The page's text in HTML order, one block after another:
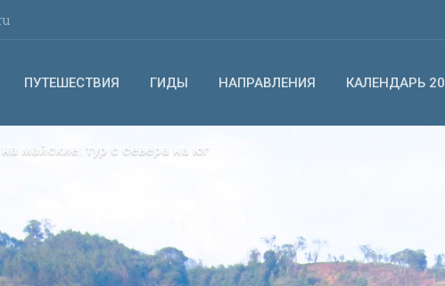
ПУТЕШЕСТВИЯ ГИДЫ НАПРАВЛЕНИЯ КАЛЕНДАРЬ
майские: тур с севера на юг